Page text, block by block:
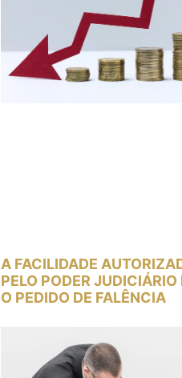
A FACILIDADE
PELO PODER JUDICIÁRIO
O PEDIDO DE FALÊNCIA